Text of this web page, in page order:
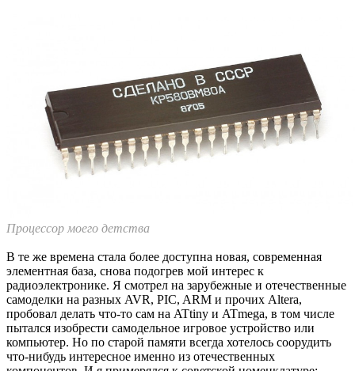
Процессор моего детства
В те же времена стала более доступна новая, современная
элементная база, снова подогрев мой интерес к
радиоэлектронике. Я смотрел на зарубежные и отечественные
самоделки на разных AVR, PIC, ARM и прочих Altera,
пробовал делать что-то сам на ATtiny и ATmega, в том числе
пытался изобрести самодельное игровое устройство или
компьютер. Но по старой памяти всегда хотелось соорудить
что-нибудь интересное именно из отечественных